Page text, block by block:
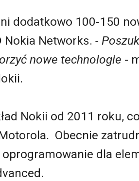
dodatkowo 100-150
Nokia Networks. -
nowe technologie -
Nokii od 2011 roku,
Obecnie
dla